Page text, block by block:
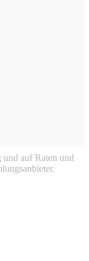
auf Raten und